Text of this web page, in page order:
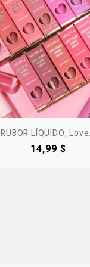
RUBOR LÍQUIDO,
Precio
14,99 $